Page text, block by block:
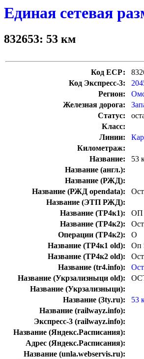
Единая сетевая
832653: 53 км
Код ЕСР:
Код Экспресс-3:
Регион:
Железная дорога:
Статус:
Класс:
Линии:
Километраж:
Название:
53
Название (англ.):
Название (РЖД):
Название (РЖД opendata):
Название (ЭТП РЖД):
Название (ТР4к1):
ОП
Название (ТР4к2):
Операции (ТР4к2):
О
Название (ТР4к1 old):
Оп
Название (ТР4к2 old):
Название (tr4.info):
Название (Укрзализныци old):
Название (Укрзализныци):
Название (3ty.ru):
53
Название (railwayz.info):
Экспресс-3 (railwayz.info):
Название (Яндекс.Расписания):
Адрес (Яндекс.Расписания):
Название (unla.webservis.ru):